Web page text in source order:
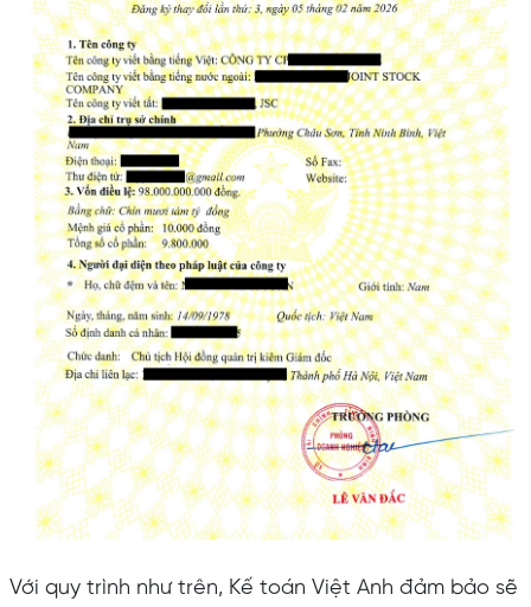
Với quy trình như trên, Kế toán Việt Anh đảm bảo sẽ